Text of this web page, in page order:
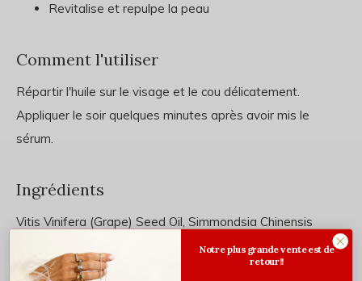
Revitalise et repulpe la peau
Comment l'utiliser
Répartir l'huile sur le visage et le cou délicatement.
Appliquer le soir quelques minutes après avoir mis le
sérum.
Ingrédients
Vitis Vinifera (Grape) Seed Oil, Simmondsia Chinensis
(Jojoba) Seed Oil, Argania Spinosa Kernel Oil, Perilla
Ocymoides Seed Oil, Rose Flower Oil, Daucus Carota
Notre plus grande vente est de
retour!!